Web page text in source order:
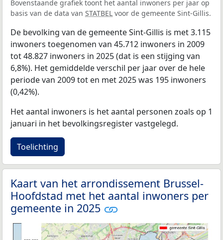
Bovenstaande grafiek toont het aantal inwoners per jaar op
basis van de data van STATBEL voor de gemeente Sint-Gillis.
De bevolking van de gemeente Sint-Gillis is met 3.115
inwoners toegenomen van 45.712 inwoners in 2009
tot 48.827 inwoners in 2025 (dat is een stijging van
6,8%). Het gemiddelde verschil per jaar over de hele
periode van 2009 tot en met 2025 was 195 inwoners
(0,42%).
Het aantal inwoners is het aantal personen zoals op 1
januari in het bevolkingsregister vastgelegd.
Toelichting
Kaart van het arrondissement Brussel-
Hoofdstad met het aantal inwoners per
gemeente in 2025